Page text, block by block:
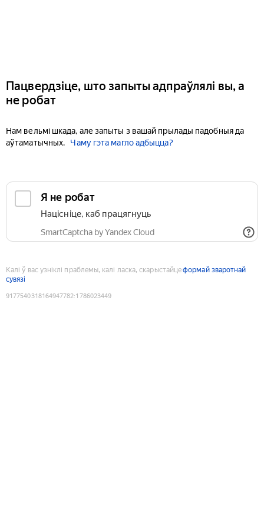
Пацвердзіце, што запыты адпраўлялі вы, а
не робат
Нам вельмі шкада, але запыты з вашай прылады падобныя да
аўтаматычных.
Чаму гэта магло адбыцца?
Я не робат
Націсніце, каб працягнуць
SmartCaptcha by Yandex Cloud
Калі ў вас узніклі праблемы, калі ласка, скарыстайцеформай зваротнай
сувязі
9177540318164947782:1786023449